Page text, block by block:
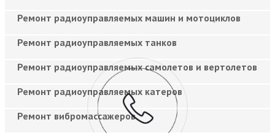
Ремонт радиоуправляемых машин и мотоциклов
Ремонт радиоуправляемых танков
Ремонт радиоуправляемых самолетов и вертолетов
Ремонт радиоуправляемых катеров
Ремонт вибромассажеров